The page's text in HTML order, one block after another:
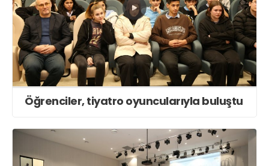
Öğrenciler, tiyatro oyuncularıyla buluştu